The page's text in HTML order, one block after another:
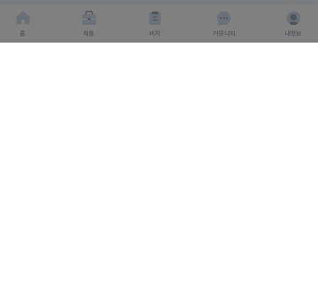
홈 채용 비자 커뮤니티 내정보